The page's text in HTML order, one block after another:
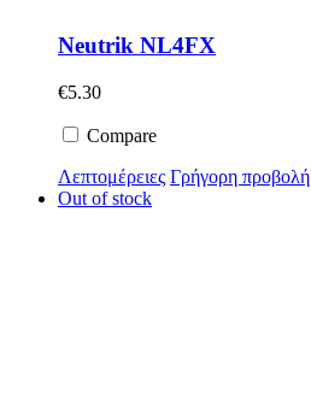
Neutrik NL4FX
€5.30
Compare
Λεπτομέρειες Γρήγορη προβολή
Out of stock